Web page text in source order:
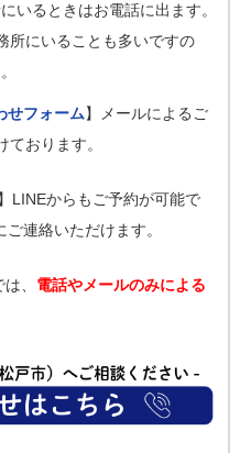
いるときはお電話に出ます。
所にいることも多いですの
せフォーム】メールによるご
おります。
】LINEからもご予約が可能で
連絡いただけます。
、 電話やメールのみによる